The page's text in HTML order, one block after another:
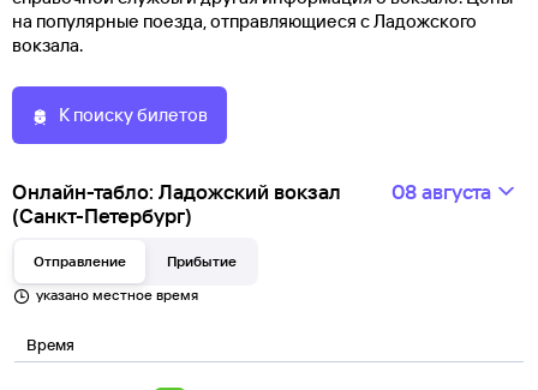
на популярные поезда, отправляющиеся с Ладожского
вокзала.
К поиску билетов
Онлайн-табло: Ладожский вокзал
(Санкт-Петербург)
08 августа
Отправление
Прибытие
указано местное время
Время